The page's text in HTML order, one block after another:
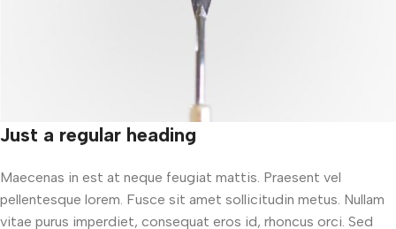
Just a regular heading
Maecenas in est at neque feugiat mattis. Praesent vel
pellentesque lorem. Fusce sit amet sollicitudin metus. Nullam
vitae purus imperdiet, consequat eros id, rhoncus orci. Sed